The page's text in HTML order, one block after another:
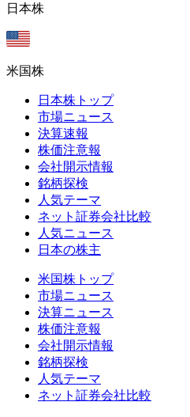
日本株
米国株
日本株トップ
市場ニュース
決算速報
株価注意報
会社開示情報
銘柄探検
人気テーマ
ネット証券会社比較
人気ニュース
日本の株主
米国株トップ
市場ニュース
決算ニュース
株価注意報
会社開示情報
銘柄探検
人気テーマ
ネット証券会社比較